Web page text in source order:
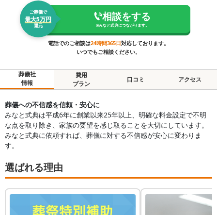
ご葬儀で
最大5万円
還元
相談をする
※みなと式典につながります。
電話でのご相談は24時間365日対応しております。
いつでもご相談ください。
葬儀社
情報
費用
プラン
口コミ アクセス
葬儀への不信感を信頼・安心に
みなと式典は平成6年に創業以来25年以上、明確な料金設定で不明
な点を取り除き、家族の要望を感じ取ることを大切にしています。
みなと式典に依頼すれば、葬儀に対する不信感が安心に変わりま
す。
選ばれる理由